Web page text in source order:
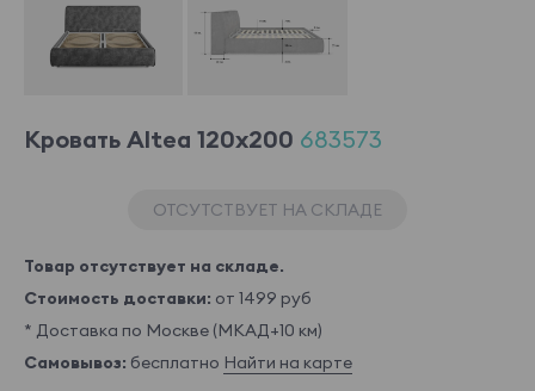
Кровать Altea 120x200 683573
ОТСУТСТВУЕТ НА СКЛАДЕ
Товар отсутствует на складе.
Стоимость доставки: от 1499 руб
* Доставка по Москве (МКАД+10 км)
Самовывоз: бесплатно Найти на карте